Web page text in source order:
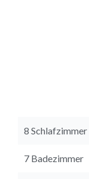
8 Schlafzimmer
7 Badezimmer